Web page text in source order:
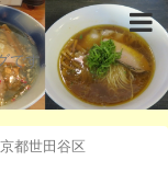
す。
都世田谷区